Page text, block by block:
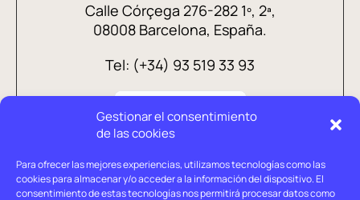
Gestionar el consentimiento
de las cookies
Para ofrecer las mejores experiencias, utilizamos tecnologías como las
cookies para almacenar y/o acceder a la información del dispositivo. El
consentimiento de estas tecnologías nos permitirá procesar datos como
Calle Córçega 276-282 1º, 2ª,
08008 Barcelona, España.
Tel: (+34) 93 519 33 93